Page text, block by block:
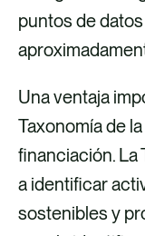
puntos de
Una ventaja
Taxonomía de
financiación. La
a identificar
sostenibles y